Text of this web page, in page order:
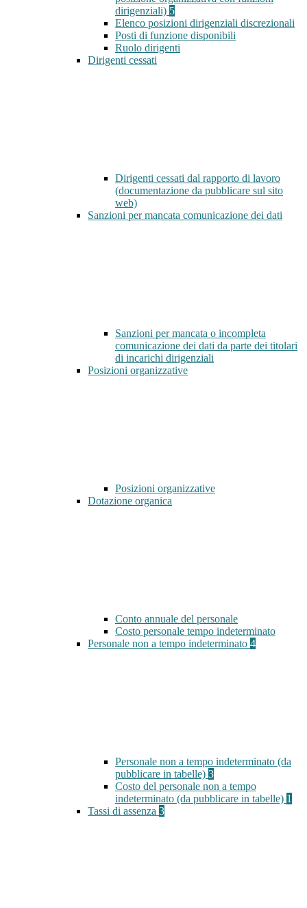
dirigenziali) 5
Elenco posizioni dirigenziali discrezionali
Posti di funzione disponibili
Ruolo dirigenti
Dirigenti cessati
Dirigenti cessati dal rapporto di lavoro
(documentazione da pubblicare sul sito
web)
Sanzioni per mancata comunicazione dei dati
Sanzioni per mancata o incompleta
comunicazione dei dati da parte dei titolari
di incarichi dirigenziali
Posizioni organizzative
Posizioni organizzative
Dotazione organica
Conto annuale del personale
Costo personale tempo indeterminato
Personale non a tempo indeterminato 4
Personale non a tempo indeterminato (da
pubblicare in tabelle) 3
Costo del personale non a tempo
indeterminato (da pubblicare in tabelle) 1
Tassi di assenza 3